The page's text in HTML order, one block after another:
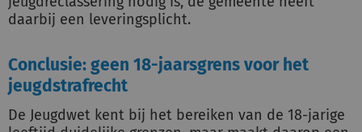
daarbij een leveringsplicht.
Conclusie: geen 18-jaarsgrens voor het
jeugdstrafrecht
De Jeugdwet kent bij het bereiken van de 18-jarige